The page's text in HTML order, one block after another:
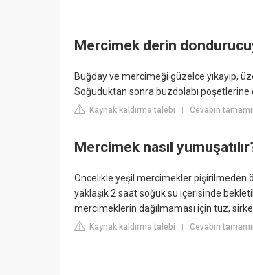
Mercimek derin
Buğday ve mercimeği güzelce yıkayıp,
Soğuduktan sonra buzdolabı
Kaynak kaldırma talebi Cevabın
Mercimek nasıl
Öncelikle yeşil mercimekler pişirilmeden
yaklaşık 2 saat soğuk su içerisinde
mercimeklerin dağılmaması için tuz,
Kaynak kaldırma talebi Cevabın